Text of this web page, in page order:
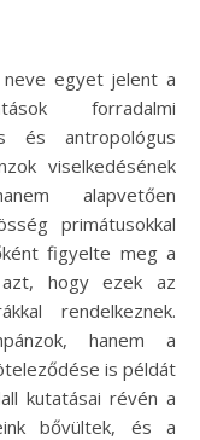
forradalmi
és antropológus
viselkedésének
alapvetően
primátusokkal
figyelte meg a
azt, hogy ezek az
rendelkeznek.
hanem a
is példát
kutatásai révén a
bővültek, és a